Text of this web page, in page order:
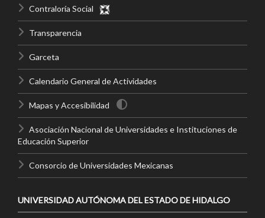
Contraloría Social
Transparencia
Garceta
Calendario General de Actividades
Mapas y Accesibilidad
Asociación Nacional de Universidades e Instituciones de
Educación Superior
Consorcio de Universidades Mexicanas
UNIVERSIDAD AUTÓNOMA DEL ESTADO DE HIDALGO